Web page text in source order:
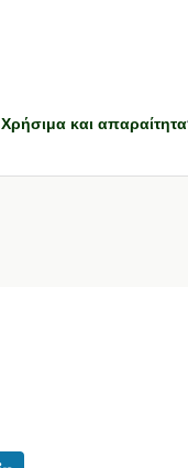
Χρήσιμα και απαραίτητα